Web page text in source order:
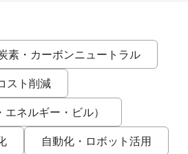
素・カーボンニュートラル
スト削減
ネルギー・ビル）
自動化・ロボット活用